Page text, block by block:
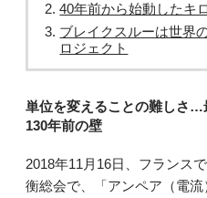
40年前から始動したキ
ブレイクスルーは世界
ロジェクト
単位を変えることの難しさ…
130年前の壁
2018年11月16日、フランス
衡総会で、「アンペア（電